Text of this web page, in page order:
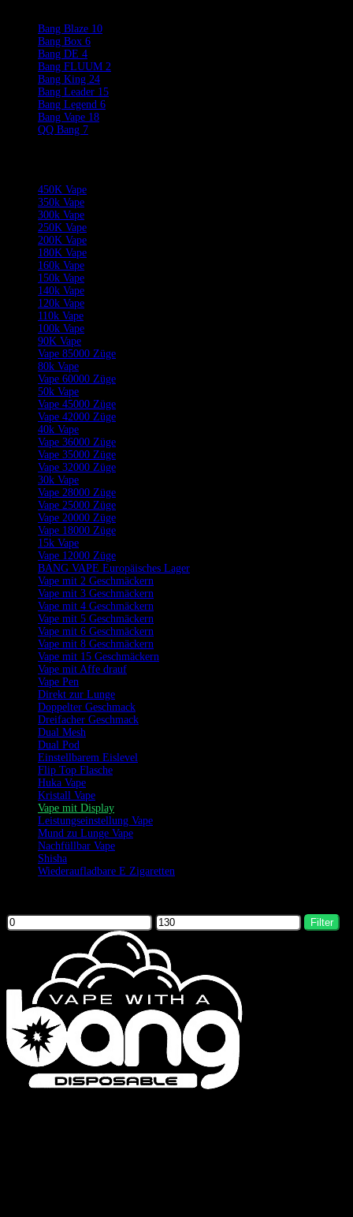
Bang Blaze 10
Bang Box 6
Bang DE 4
Bang FLUUM 2
Bang King 24
Bang Leader 15
Bang Legend 6
Bang Vape 18
QQ Bang 7
450K Vape
350k Vape
300k Vape
250K Vape
200K Vape
180K Vape
160k Vape
150k Vape
140k Vape
120k Vape
110k Vape
100k Vape
90K Vape
Vape 85000 Züge
80k Vape
Vape 60000 Züge
50k Vape
Vape 45000 Züge
Vape 42000 Züge
40k Vape
Vape 36000 Züge
Vape 35000 Züge
Vape 32000 Züge
30k Vape
Vape 28000 Züge
Vape 25000 Züge
Vape 20000 Züge
Vape 18000 Züge
15k Vape
Vape 12000 Züge
BANG VAPE Europäisches Lager
Vape mit 2 Geschmäckern
Vape mit 3 Geschmäckern
Vape mit 4 Geschmäckern
Vape mit 5 Geschmäckern
Vape mit 6 Geschmäckern
Vape mit 8 Geschmäckern
Vape mit 15 Geschmäckern
Vape mit Affe drauf
Vape Pen
Direkt zur Lunge
Doppelter Geschmack
Dreifacher Geschmack
Dual Mesh
Dual Pod
Einstellbarem Eislevel
Flip Top Flasche
Huka Vape
Kristall Vape
Vape mit Display
Leistungseinstellung Vape
Mund zu Lunge Vape
Nachfüllbar Vape
Shisha
Wiederaufladbare E Zigaretten
Filter